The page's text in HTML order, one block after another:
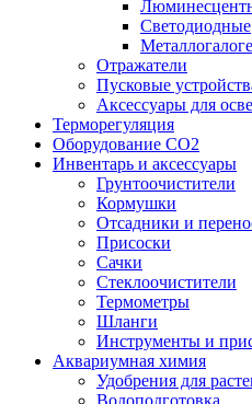
Светодиодные
Отражатели
Пусковые
Аксессуары для
Терморегуляция
Оборудование CO2
Инвентарь и аксессуары
Грунтоочистители
Кормушки
Отсадники и
Присоски
Сачки
Стеклоочистители
Термометры
Шланги
Инструменты и
Аквариумная химия
Удобрения для
Водоподготовка